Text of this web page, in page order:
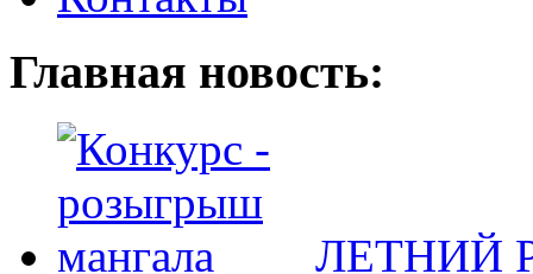
Главная новость:
ЛЕТНИЙ